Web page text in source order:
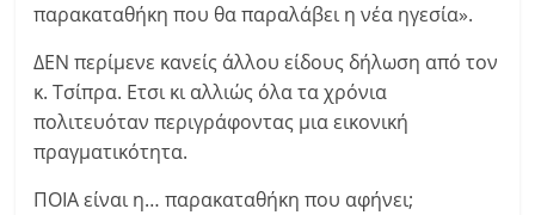
παρακαταθήκη που θα παραλάβει η νέα ηγεσία».
ΔΕΝ περίμενε κανείς άλλου είδους δήλωση από τον
κ. Τσίπρα. Ετσι κι αλλιώς όλα τα χρόνια
πολιτευόταν περιγράφοντας μια εικονική
πραγματικότητα.
ΠΟΙΑ είναι η… παρακαταθήκη που αφήνει;